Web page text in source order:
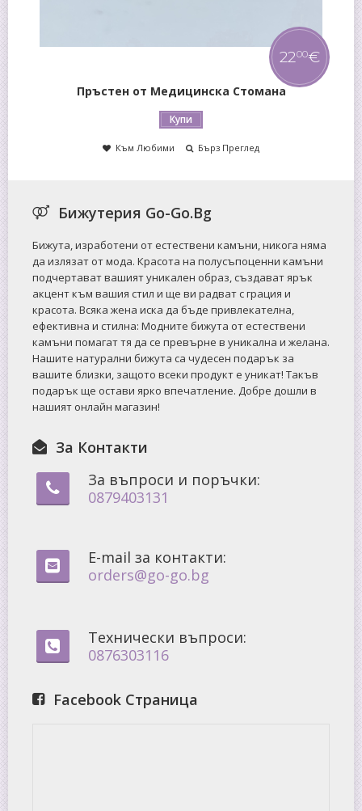
Гердан от Ахат
78 00€
Купи
Към Любими Бърз Преглед
Бижутерия Go-Go.Bg
Бижута, изработени от естествени камъни, никога няма
да излязат от мода. Красота на полусъпоценни камъни
подчертават вашият уникален образ, създават ярък
акцент към вашия стил и ще ви радват с грация и
красота. Всяка жена иска да бъде привлекателна,
ефективна и стилна: Mодните бижута от естествени
камъни помагат тя да се превърне в уникална и желана.
Нашите натурални бижута са чудесен подарък за
вашите близки, защото всеки продукт е уникат! Такъв
подарък ще остави ярко впечатление. Добре дошли в
нашият онлайн магазин!
За Контакти
За въпроси и поръчки:
0879403131
E-mail за контакти:
orders@go-go.bg
Технически въпроси:
0876303116
Facebook Страница